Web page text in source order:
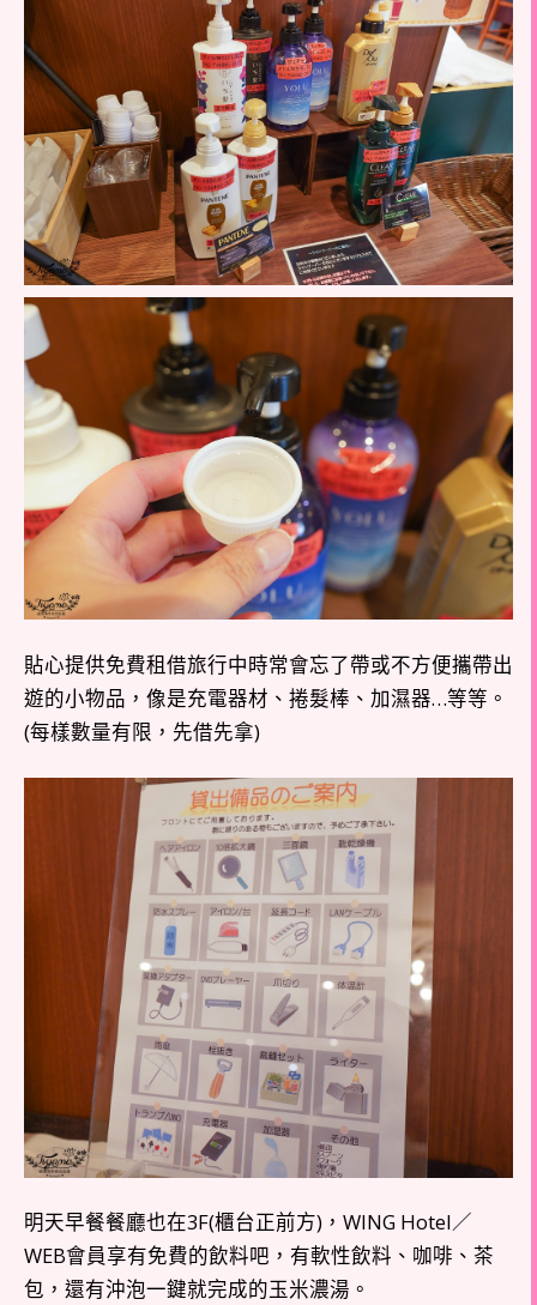
貼心提供免費租借旅行中時常會忘了帶或不方便攜帶出
遊的小物品，像是充電器材、捲髮棒、加濕器…等等。
(每樣數量有限，先借先拿)
明天早餐餐廳也在3F(櫃台正前方)，WING Hotel／
WEB會員享有免費的飲料吧，有軟性飲料、咖啡、茶
包，還有沖泡一鍵就完成的玉米濃湯。